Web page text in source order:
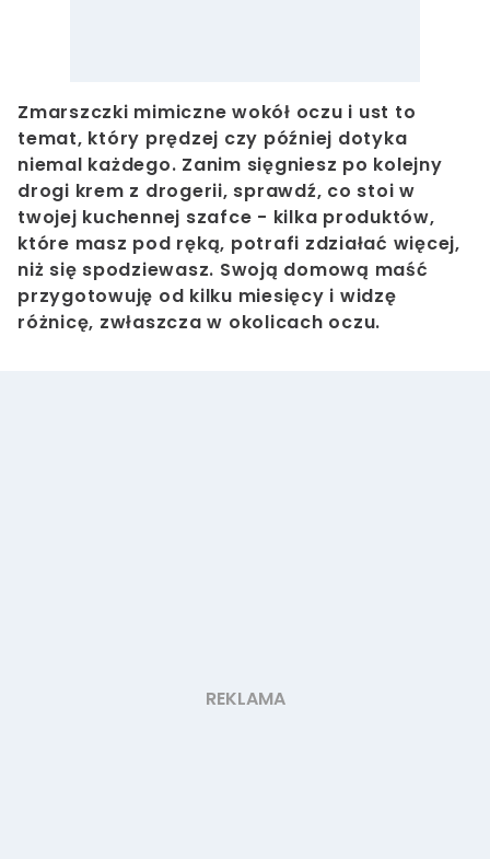
Zmarszczki mimiczne wokół oczu i ust to
temat, który prędzej czy później dotyka
niemal każdego. Zanim sięgniesz po kolejny
drogi krem z drogerii, sprawdź, co stoi w
twojej kuchennej szafce - kilka produktów,
które masz pod ręką, potrafi zdziałać więcej,
niż się spodziewasz. Swoją domową maść
przygotowuję od kilku miesięcy i widzę
różnicę, zwłaszcza w okolicach oczu.